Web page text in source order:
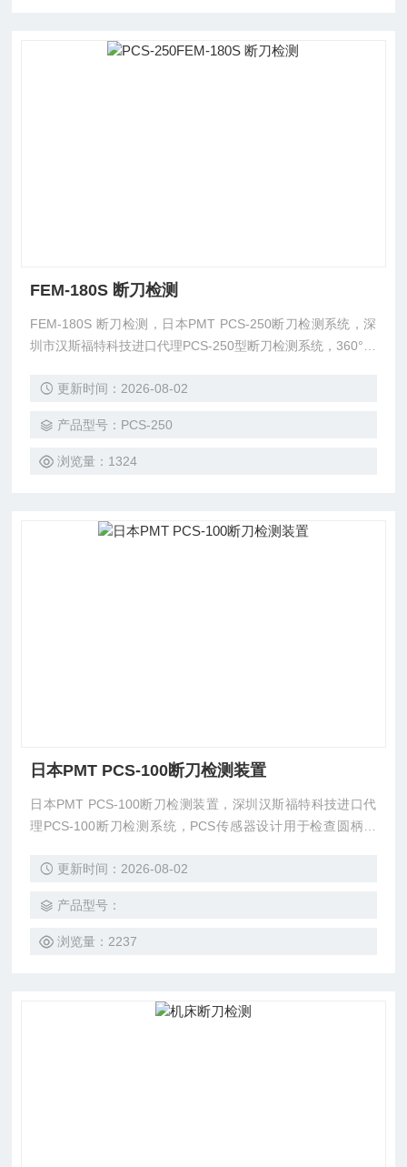
FEM-180S 断刀检测
FEM-180S 断刀检测，日本PMT PCS-250断刀检测系统，深
圳市汉斯福特科技进口代理PCS-250型断刀检测系统，360°检
更新时间：2026-08-02
产品型号：PCS-250
浏览量：1324
日本PMT PCS-100断刀检测装置
日本PMT PCS-100断刀检测装置，深圳汉斯福特科技进口代
理PCS-100断刀检测系统，PCS传感器设计用于检查圆柄工
始工作的信号后，传感器探针摆动并与要检测刀具的刀尖发生
刀尖断裂，传感针将摆动经过刀具，并且PCS将发出机床停止
信号给数控机床。
更新时间：2026-08-02
产品型号：
浏览量：2237